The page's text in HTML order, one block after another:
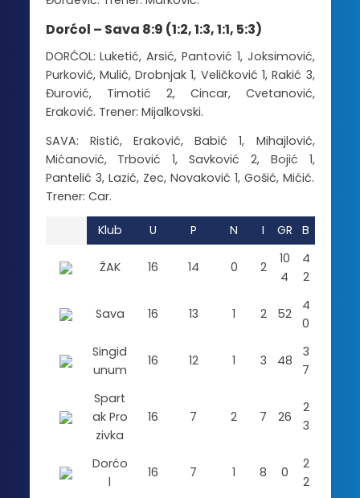
Dorćol – Sava 8:9 (1:2, 1:3, 1:1, 5:3)
DORĆOL: Luketić, Arsić, Pantović 1, Joksimović,
Purković, Mulić, Drobnjak 1, Veličković 1, Rakić 3,
Đurović, Timotić 2, Cincar, Cvetanović,
Eraković. Trener: Mijalkovski.
SAVA: Ristić, Eraković, Babić 1, Mihajlović,
Mićanović, Trbović 1, Savković 2, Bojić 1,
Pantelić 3, Lazić, Zec, Novaković 1, Gošić, Mićić.
Trener: Car.
Klub U P N I GR B
ŽAK 16 14 0 2
10
4
4
2
Sava 16 13 1 2 52
4
0
Singid
unum
16 12 1 3 48
3
7
Spart
ak Pro
zivka
16 7 2 7 26
2
3
Dorćo
l
16 7 1 8 0
2
2